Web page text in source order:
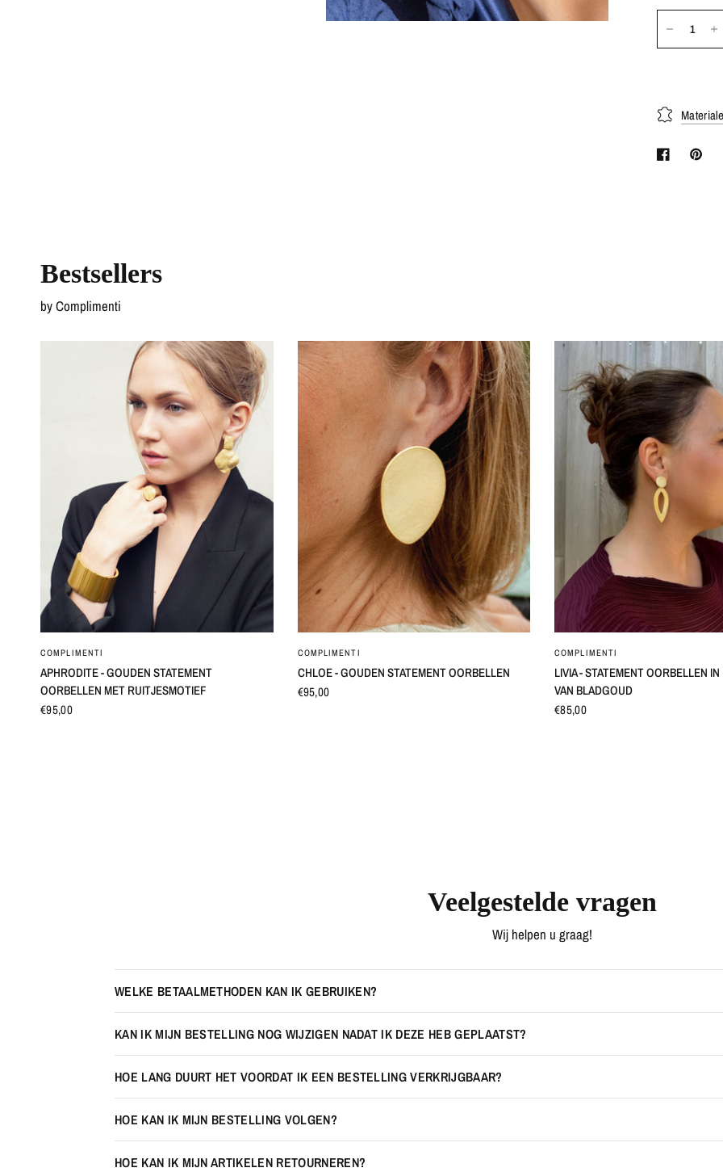
Bestsellers
by Complimenti
COMPLIMENTI
APHRODITE - GOUDEN STATEMENT
OORBELLEN MET RUITJESMOTIEF
€95,00
COMPLIMENTI
CHLOE - GOUDEN STATEMENT OORBELLEN
€95,00
COMPLIMENTI
LIVIA - STATEMENT OORBELLEN
VAN BLADGOUD
€85,00
Veelgestelde vragen
Wij helpen u graag!
WELKE BETAALMETHODEN KAN IK GEBRUIKEN?
KAN IK MIJN BESTELLING NOG WIJZIGEN NADAT IK DEZE HEB GEPLAATST?
HOE LANG DUURT HET VOORDAT IK EEN BESTELLING VERKRIJGBAAR?
HOE KAN IK MIJN BESTELLING VOLGEN?
HOE KAN IK MIJN ARTIKELEN RETOURNEREN?